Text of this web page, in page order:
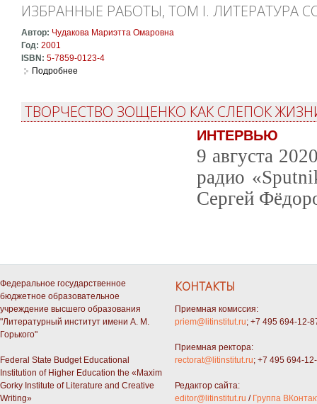
ИЗБРАННЫЕ РАБОТЫ, ТОМ I. ЛИТЕРАТУРА
Автор: Чудакова Мариэтта Омаровна
Год: 2001
ISBN: 5-7859-0123-4
Подробнее
ТВОРЧЕСТВО ЗОЩЕНКО КАК СЛЕПОК
ИНТЕРВЬЮ
9 августа
радио
Сергей
Федеральное государственное
бюджетное образовательное
учреждение высшего образования
"Литературный институт имени А. М.
Горького"
Federal State Budget Educational
Institution of Higher Education the «Maxim
Gorky Institute of Literature and Creative
Writing»
КОНТАКТЫ
Приемная комиссия:
priem@litinstitut.ru; +7 495 694-12-
Приемная ректора:
rectorat@litinstitut.ru; +7 495 694-
Редактор сайта:
editor@litinstitut.ru / Группа